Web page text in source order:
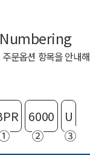
Numbering
문옵션 항목을 안내
6000
②
U
③